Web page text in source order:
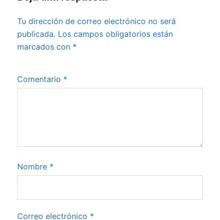
Tu dirección de correo electrónico no será
publicada. Los campos obligatorios están
marcados con *
Comentario *
Nombre *
Correo electrónico *